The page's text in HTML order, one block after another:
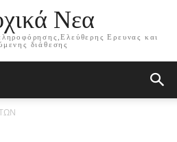
Νεα
Ερευνας και
διάθεσης